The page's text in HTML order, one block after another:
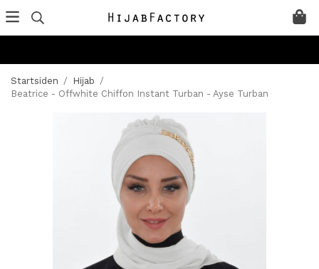
Startsiden / Hijab /
Beatrice - Offwhite Chiffon Instant Turban - Ayse Turban